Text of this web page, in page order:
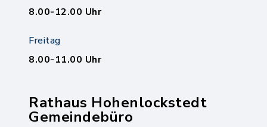
8.00-12.00 Uhr
Freitag
8.00-11.00 Uhr
Rathaus Hohenlockstedt
Gemeindebüro